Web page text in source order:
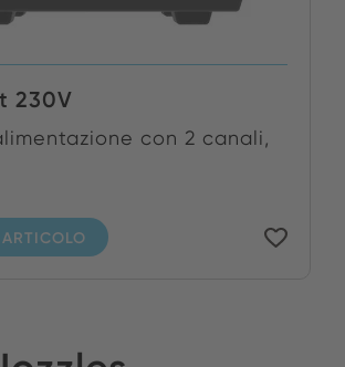
230V
con 2 canali,